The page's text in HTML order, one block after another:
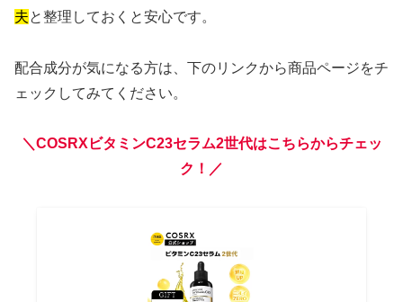
夫と整理しておくと安心です。
配合成分が気になる方は、下のリンクから商品ページをチ
ェックしてみてください。
＼COSRXビタミンC23セラム2世代はこちらからチェッ
ク！／